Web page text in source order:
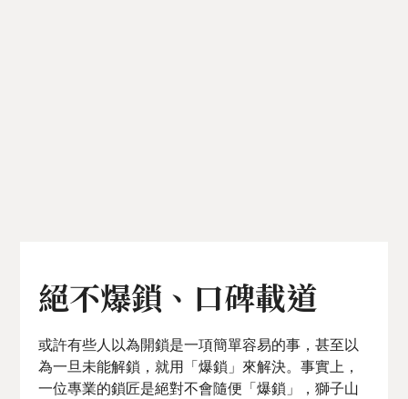
絕不爆鎖、口碑載道
或許有些人以為開鎖是一項簡單容易的事，甚至以
為一旦未能解鎖，就用「爆鎖」來解決。事實上，
一位專業的鎖匠是絕對不會隨便「爆鎖」，獅子山